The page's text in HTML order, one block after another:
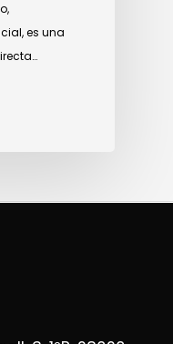
es una